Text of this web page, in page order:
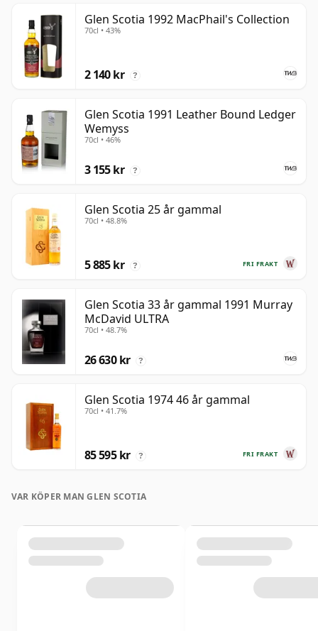
Glen Scotia 1992 MacPhail's Collection
70cl • 43%
2 140 kr ?
Glen Scotia 1991 Leather Bound Ledger
Wemyss
70cl • 46%
3 155 kr ?
Glen Scotia 25 år gammal
70cl • 48.8%
FRI FRAKT
5 885 kr ?
Glen Scotia 33 år gammal 1991 Murray
McDavid ULTRA
70cl • 48.7%
26 630 kr ?
Glen Scotia 1974 46 år gammal
70cl • 41.7%
FRI FRAKT
85 595 kr ?
VAR KÖPER MAN GLEN SCOTIA